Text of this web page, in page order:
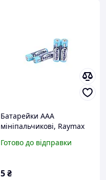
Батарейки AAA
мініпальчикові, Raymax
Готово до відправки
5₴